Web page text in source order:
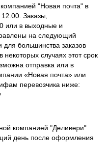
"Новая почта" в
Заказы,
или в выходные и
на следующий
для большинства заказов
некоторых случаях этот срок
отправка или в
«Новая почта» или
перевозчика ниже:
компанией "Деливери"
день после оформления